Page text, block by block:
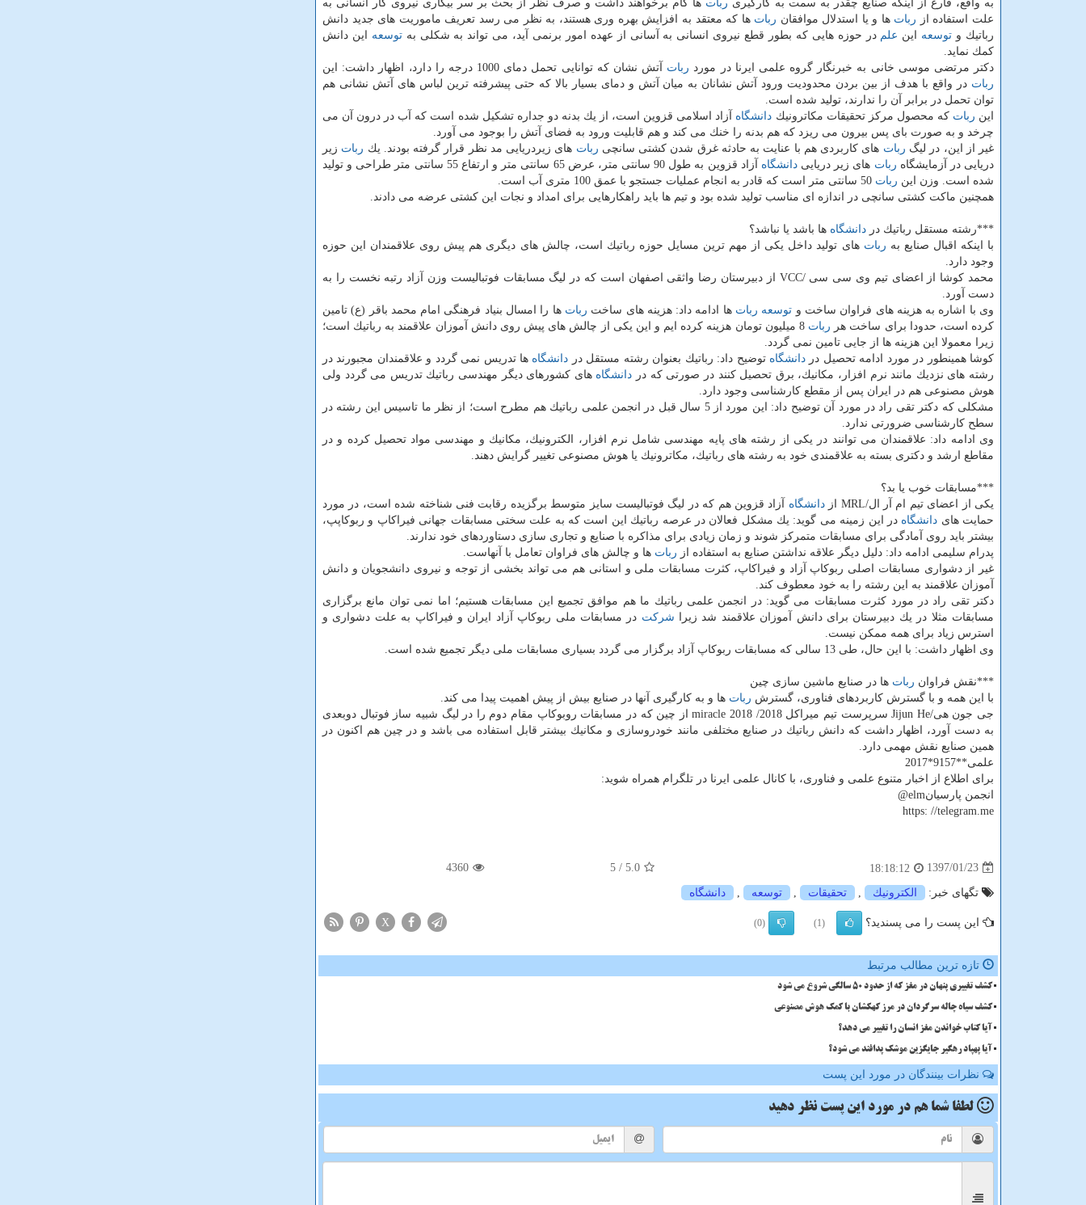
به واقع، فارغ از اینكه صنایع چقدر به سمت به كارگیری ربات ها گام برخواهند داشت و صرف نظر از بحث بر سر بیكاری نیروی كار انسانی به
علت استفاده از ربات ها و یا استدلال موافقان ربات ها كه معتقد به افزایش بهره وری هستند، به نظر می رسد تعریف ماموریت های جدید دانش
رباتیك و توسعه این علم در حوزه هایی كه بطور قطع نیروی انسانی به آسانی از عهده امور برنمی آید، می تواند به شكلی بهتوسعه این دانش
كمك نماید.
دكتر مرتضی موسی خانی به خبرنگار گروه علمی ایرنا در مورد ربات آتش نشان كه توانایی تحمل دمای 1000 درجه را دارد، اظهار داشت: این
ربات در واقع با هدف از بین بردن محدودیت ورود آتش نشانان به میان آتش و دمای بسیار بالا كه حتی پیشرفته ترین لباس های آتش نشانی هم
توان تحمل در برابر آن را ندارند، تولید شده است.
این ربات كه محصول مركز تحقیقات مكاترونیك دانشگاه آزاد اسلامی قزوین است، از یك بدنه دو جداره تشكیل شده است كه آب در درون آن می
چرخد و به صورت بای پس بیرون می ریزد كه هم بدنه را خنك می كند و هم قابلیت ورود به فضای آتش را بوجود می آورد.
غیر از این، در لیگ ربات های كاربردی هم با عنایت به حادثه غرق شدن كشتی سانچی ربات های زیردریایی مد نظر قرار گرفته بودند. یك ربات زیر
دریایی در آزمایشگاه ربات های زیر دریاییدانشگاه
آزاد قزوین به طول 90 سانتی متر، عرض 65 سانتی متر و ارتفاع 55 سانتی متر طراحی و تولید
شده است. وزن این ربات
همچنین ماكت كشتی سانچی در اندازه ای مناسب تولید شده بود و تیم ها باید راهكارهایی برای امداد و نجات این كشتی عرضه می دادند.
***رشته مستقل رباتیك در دانشگاه ها باشد یا نباشد؟
با اینكه اقبال صنایع به ربات های تولید داخل یكی از مهم ترین مسایل حوزه رباتیك است، چالش های دیگری هم پیش روی علاقمندان این حوزه
وجود دارد.
محمد كوشا از اعضای تیم وی سی سی /VCC از دبیرستان رضا واثقی اصفهان است كه در لیگ مسابقات فوتبالیست وزن آزاد رتبه نخست را به
دست آورد.
وی با اشاره به هزینه های فراوان ساخت و توسعه ربات ها ادامه داد: هزینه های ساخت ربات ها را امسال بنیاد فرهنگی امام محمد باقر (ع) تامین
كرده است، حدودا برای ساخت هر ربات
8 میلیون تومان هزینه كرده ایم و این یكی از چالش های پیش روی دانش آموزان علاقمند به رباتیك است؛
زیرا معمولا این هزینه ها از جایی تامین نمی گردد.
كوشا همینطور در مورد ادامه تحصیل دردانشگاه توضیح داد: رباتیك بعنوان رشته مستقل در دانشگاه ها تدریس نمی گردد و علاقمندان مجبورند در
رشته های نزدیك مانند نرم افزار، مكانیك، برق تحصیل كنند در صورتی كه در دانشگاه های كشورهای دیگر مهندسی رباتیك تدریس می گردد ولی
هوش مصنوعی هم در ایران پس از مقطع كارشناسی وجود دارد.
مشكلی كه دكتر تقی راد در مورد آن توضیح داد: این مورد از 5 سال قبل در انجمن علمی رباتیك هم مطرح است؛ از نظر ما تاسیس این رشته در
سطح كارشناسی ضرورتی ندارد.
وی ادامه داد: علاقمندان می توانند در یكی از رشته های پایه مهندسی شامل نرم افزار، الكترونیك، مكانیك و مهندسی مواد تحصیل كرده و در
مقاطع ارشد و دكتری بسته به علاقمندی خود به رشته های رباتیك، مكاترونیك یا هوش مصنوعی تغییر گرایش دهند.
***مسابقات خوب یا بد؟
یكی از اعضای تیم ام آر ال/MRL از
دانشگاه آزاد قزوین هم كه در لیگ فوتبالیست سایز متوسط برگزیده رقابت فنی شناخته شده است، در مورد
حمایت های دانشگاه در این زمینه می گوید: یك مشكل فعالان در عرصه رباتیك این است كه به علت سختی مسابقات جهانی فیراكاپ و ربوكاپپ،
بیشتر باید روی آمادگی برای مسابقات متمركز شوند و زمان زیادی برای مذاكره با صنایع و تجاری سازی دستاوردهای خود ندارند.
پدرام سلیمی ادامه داد: دلیل دیگر علاقه نداشتن صنایع به استفاده از ربات ها و چالش های فراوان تعامل با آنهاست.
غیر از دشواری مسابقات اصلی ربوكاپ آزاد و فیراكاپ، كثرت مسابقات ملی و استانی هم می تواند بخشی از توجه و نیروی دانشجویان و دانش
آموزان علاقمند به این رشته را به خود معطوف كند.
دكتر تقی راد در مورد كثرت مسابقات می گوید: در انجمن علمی رباتیك ما هم موافق تجمیع این مسابقات هستیم؛ اما نمی توان مانع برگزاری
مسابقات مثلا در یك دبیرستان برای دانش آموزان علاقمند شد زیرا شركت در مسابقات ملی ربوكاپ آزاد ایران و فیراكاپ به علت دشواری و
استرس زیاد برای همه ممكن نیست.
وی اظهار داشت: با این حال، طی 13 سالی كه مسابقات ربوكاپ آزاد برگزار می گردد بسیاری مسابقات ملی دیگر تجمیع شده است.
***نقش فراوان ربات ها در صنایع ماشین سازی چین
با این همه و با گسترش كاربردهای فناوری، گسترش ربات ها و به كارگیری آنها در صنایع بیش از پیش اهمیت پیدا می كند.
جی جون هی/Jijun He سرپرست تیم میراكل 2018/ miracle 2018 از چین كه در مسابقات روبوكاپ مقام دوم را در لیگ شبیه ساز فوتبال دوبعدی
به دست آورد، اظهار داشت كه دانش رباتیك در صنایع مختلفی مانند خودروسازی و مكانیك بیشتر قابل استفاده می باشد و در چین هم اكنون در
همین صنایع نقش مهمی دارد.
علمی**9157*2017
برای اطلاع از اخبار متنوع علمی و فناوری، با كانال علمی ایرنا در تلگرام همراه شوید:
انجمن پارسیانelm@
https: //telegram.me
1397/01/23
18:18:12
5.0
/ 5
4360
تگهای خبر: الكترونیك تحقیقات توسعه دانشگاه
این پست را می پسندید؟ (1)
(0)
X
تازه ترین مطالب مرتبط
کشف تغییری پنهان در مغز که از حدود 50 سالگی شروع می شود
کشف سیاه چاله سرگردان در مرز کهکشان با کمک هوش مصنوعی
آیا کتاب خواندن مغز انسان را تغییر می دهد؟
آیا پهپاد رهگیر جایگزین موشک پدافند می شود؟
نظرات بینندگان در مورد این پست
لطفا شما هم در مورد این پست نظر دهید